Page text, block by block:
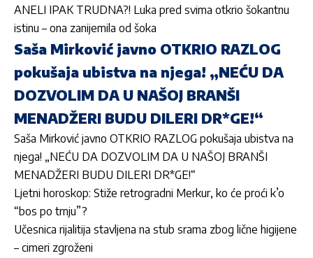
ANELI IPAK TRUDNA?! Luka pred svima otkrio šokantnu
istinu – ona zanijemila od šoka
Saša Mirković javno OTKRIO RAZLOG
pokušaja ubistva na njega! „NEĆU DA
DOZVOLIM DA U NAŠOJ BRANŠI
MENADŽERI BUDU DILERI DR*GE!“
Saša Mirković javno OTKRIO RAZLOG pokušaja ubistva na
njega! „NEĆU DA DOZVOLIM DA U NAŠOJ BRANŠI
MENADŽERI BUDU DILERI DR*GE!“
Ljetni horoskop: Stiže retrogradni Merkur, ko će proći k’o
“bos po trnju”?
Učesnica rijalitija stavljena na stub srama zbog lične higijene
– cimeri zgroženi